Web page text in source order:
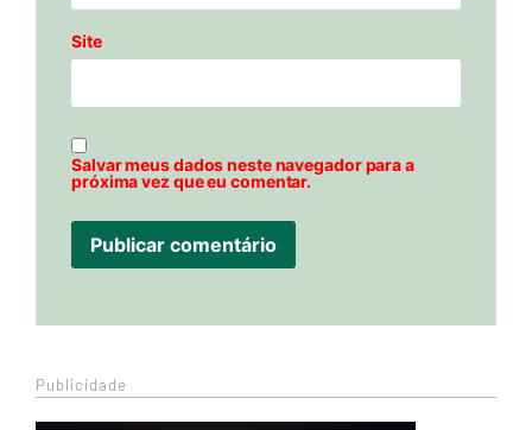
Site
Salvar meus dados neste navegador para a
próxima vez que eu comentar.
Publicidade